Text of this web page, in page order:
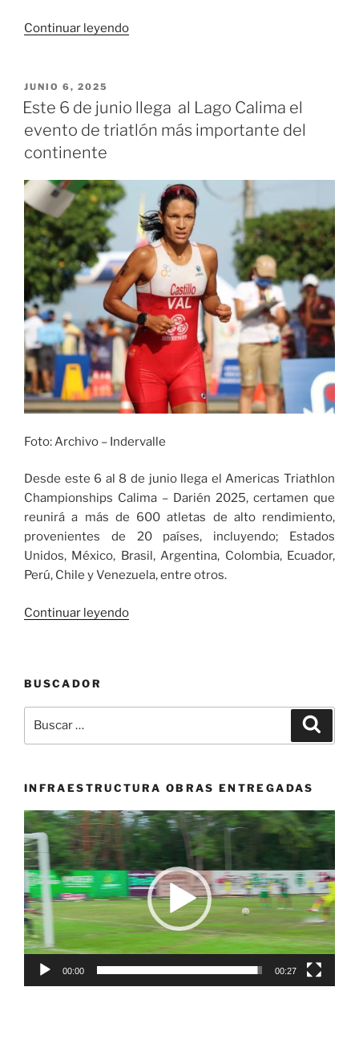
Continuar leyendo«Los
Valledupar
2026
del
17
de
julio
del
próximo
año»
PUBLICADO
EL
JUNIO 6, 2025
Este 6 de junio llega al Lago Calima el
evento de triatlón más importante del
continente
Foto: Archivo – Indervalle
Desde este 6 al 8 de junio llega el Americas Triathlon
Championships Calima – Darién 2025, certamen que
reunirá a más de 600 atletas de alto rendimiento,
provenientes de 20 países, incluyendo; Estados
Unidos, México, Brasil, Argentina, Colombia, Ecuador,
Perú, Chile y Venezuela, entre otros.
Continuar leyendo«Este
al
Calima
evento
triatlón
más
importante
del
continente»
BUSCADOR
por:
INFRAESTRUCTURA OBRAS ENTREGADAS
Reproductor
de
vídeo
00:00 00:27